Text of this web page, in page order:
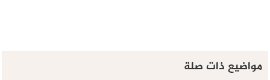
مواضيع ذات صلة